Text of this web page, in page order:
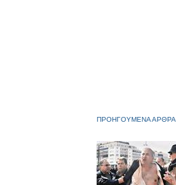
ΠΡΟΗΓΟΥΜΕΝΑ ΑΡΘΡΑ